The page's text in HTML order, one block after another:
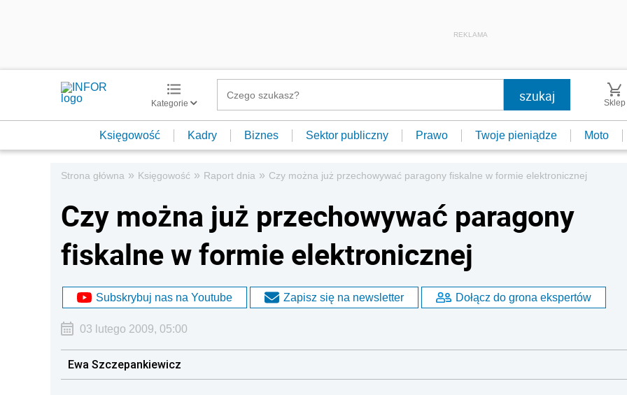
REKLAMA
Kategorie Sklep
Księgowość Kadry Biznes Sektor publiczny Prawo Twoje pieniądze Moto
Strona główna » Księgowość » Raport dnia » Czy można już przechowywać paragony fiskalne w formie elektronicznej
Czy można już przechowywać paragony
fiskalne w formie elektronicznej
Subskrybuj nas na Youtube Zapisz się na newsletter Dołącz do grona ekspertów
03 lutego 2009, 05:00
Ewa Szczepankiewicz